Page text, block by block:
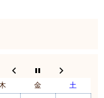
金
土